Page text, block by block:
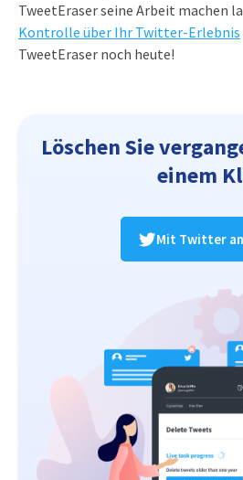
TweetEraser seine Arbeit machen
Kontrolle über Ihr Twitter-Erlebnis
TweetEraser noch heute!
Löschen Sie
einem
Mit Twitter